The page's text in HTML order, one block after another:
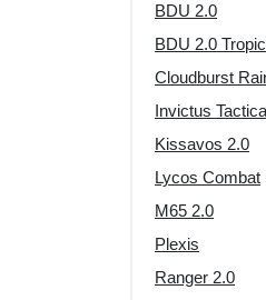
BDU 2.0
BDU 2.0 Tropic
Cloudburst
Invictus
Kissavos 2.0
Lycos Combat
M65 2.0
Plexis
Ranger 2.0